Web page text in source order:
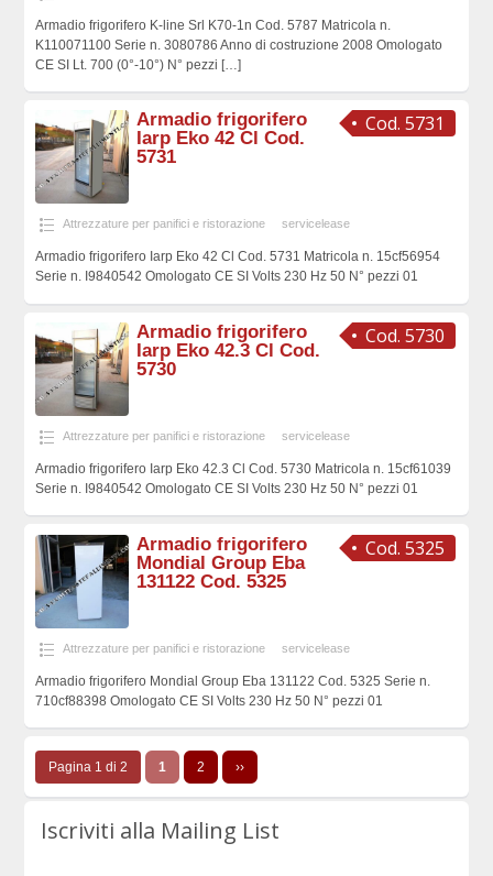
Armadio frigorifero K-line Srl K70-1n Cod. 5787 Matricola n.
K110071100 Serie n. 3080786 Anno di costruzione 2008 Omologato
CE SI Lt. 700 (0°-10°) N° pezzi […]
Cod. 5731
Armadio frigorifero
Iarp Eko 42 Cl Cod.
5731
Attrezzature per panifici e ristorazione servicelease
Armadio frigorifero Iarp Eko 42 Cl Cod. 5731 Matricola n. 15cf56954
Serie n. I9840542 Omologato CE SI Volts 230 Hz 50 N° pezzi 01
Cod. 5730
Armadio frigorifero
Iarp Eko 42.3 Cl Cod.
5730
Attrezzature per panifici e ristorazione servicelease
Armadio frigorifero Iarp Eko 42.3 Cl Cod. 5730 Matricola n. 15cf61039
Serie n. I9840542 Omologato CE SI Volts 230 Hz 50 N° pezzi 01
Cod. 5325
Armadio frigorifero
Mondial Group Eba
131122 Cod. 5325
Attrezzature per panifici e ristorazione servicelease
Armadio frigorifero Mondial Group Eba 131122 Cod. 5325 Serie n.
710cf88398 Omologato CE SI Volts 230 Hz 50 N° pezzi 01
Pagina 1 di 2 1 2 ››
Iscriviti alla Mailing List